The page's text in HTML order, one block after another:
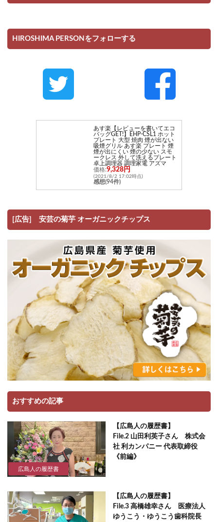
HIROSHIMA PERSONをフォローする
あす楽【レビューを書いてエコ
バッグGET!】EHP-CSL1 ホット
プレート 大型 焼肉 煙が出ない
吸煙グリル あす楽 プレート 煙
煙が出にくい 煙の少ない スモ
ークレス 外して洗えるプレート
卓上調理器 調理家電 アズマ
価格:9,328円
(2021/8/2 17:02時点)
感想(94件)
[広告] 安芸の菊芋 オーガニックチップス
おすすめの記事
広島人の履歴書
【広島人の履歴書】
File.2 山田利英子さん 株式会
社 利カンパニー 代表取締役
《前編》
【広島人の履歴書】
File.3 高橋雄幸さん 医療法人
ゆうこう・ゆうこう歯科院長